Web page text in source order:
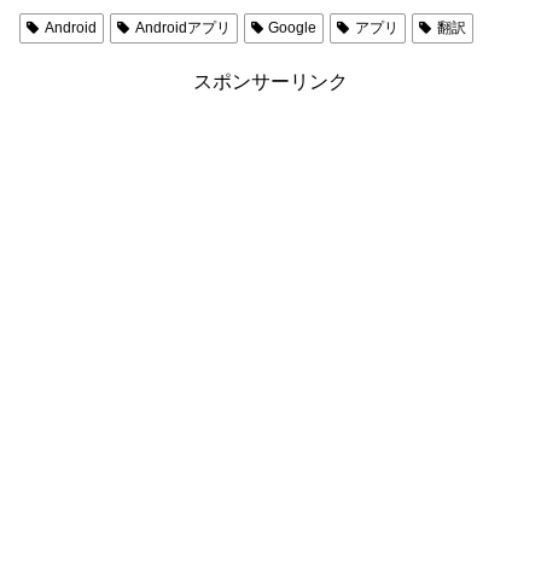
Android Androidアプリ Google アプリ 翻訳
スポンサーリンク